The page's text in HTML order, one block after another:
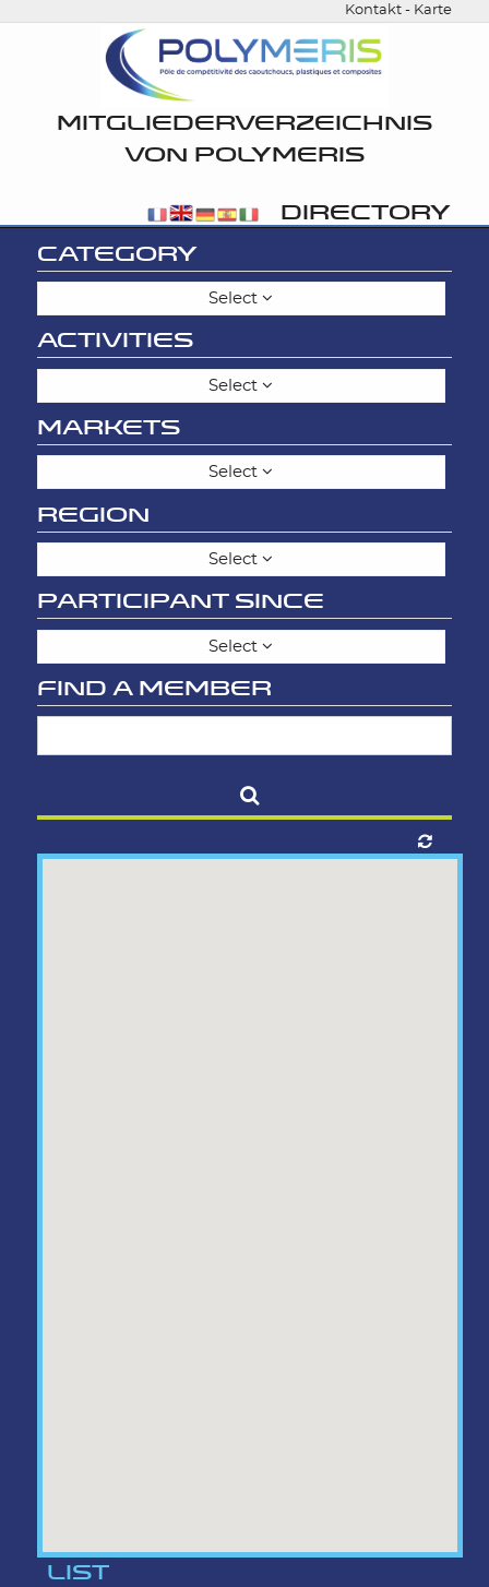
Kontakt - Karte
MITGLIEDERVERZEICHNIS
VON POLYMERIS
DIRECTORY
CATEGORY
Select
ACTIVITIES
Select
MARKETS
Select
REGION
Select
PARTICIPANT SINCE
Select
FIND A MEMBER
LIST